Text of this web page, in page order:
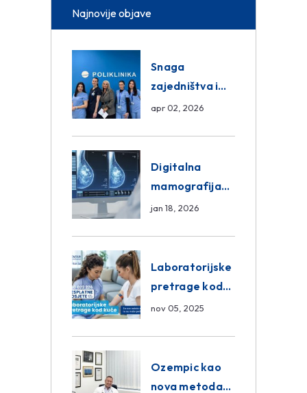
Najnovije objave
Snaga
zajedništva i
razmjena
Group
apr 02, 2026
Digitalna
mamografija
Sarajevo –
Centar
Poliklinika
jan 18, 2026
Laboratorijske
pretrage kod
kuće – novo u
Poliklinici
nov 05, 2025
Ozempic kao
nova metoda